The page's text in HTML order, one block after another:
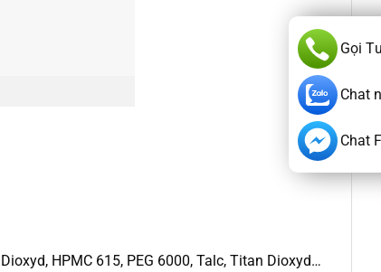
HPMC 615, PEG 6000, Talc, Titan Dioxyd…
Gọi
Chat
Chat